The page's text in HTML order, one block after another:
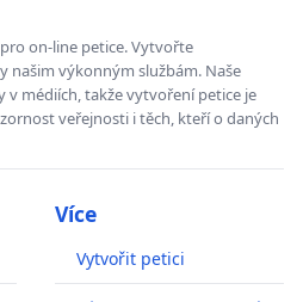
on-line petice. Vytvořte
našim výkonným službám. Naše
v médiích, takže vytvoření petice je
veřejnosti i těch, kteří o daných
Více
Vytvořit petici